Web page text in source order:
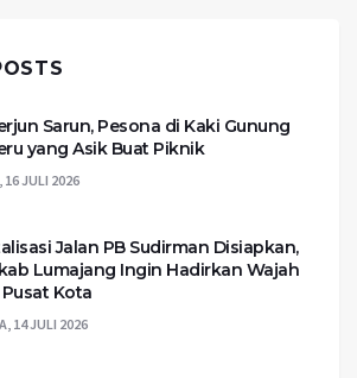
Sarun, Pesona di Kaki Gunung
yang Asik Buat Piknik
16 JULI 2026
Jalan PB Sudirman Disiapkan,
Lumajang Ingin Hadirkan Wajah
Kota
14 JULI 2026